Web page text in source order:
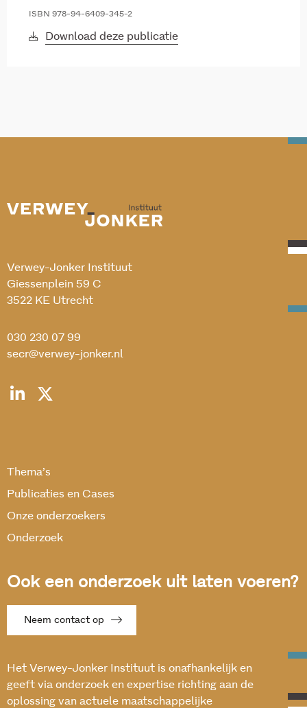
ISBN 978-94-6409-345-2
Download deze publicatie
Verwey-Jonker Instituut
Giessenplein 59 C
3522 KE Utrecht
030 230 07 99
secr@verwey-jonker.nl
Thema’s
Publicaties en Cases
Onze onderzoekers
Onderzoek
Ook een onderzoek uit laten voeren?
Neem contact op
Het Verwey-Jonker Instituut is onafhankelijk en
geeft via onderzoek en expertise richting aan de
oplossing van actuele maatschappelijke